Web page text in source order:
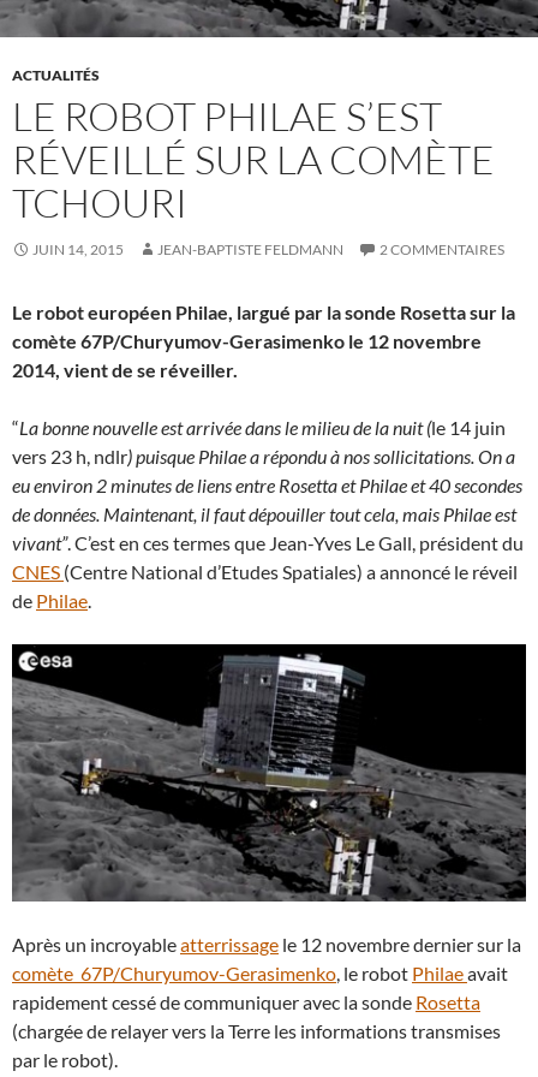
ACTUALITÉS
LE ROBOT PHILAE S’EST
RÉVEILLÉ SUR LA COMÈTE
TCHOURI
JUIN 14, 2015 JEAN-BAPTISTE FELDMANN 2 COMMENTAIRES
Le robot européen Philae, largué par la sonde Rosetta sur la
comète 67P/Churyumov-Gerasimenko le 12 novembre
2014, vient de se réveiller.
“La bonne nouvelle est arrivée dans le milieu de la nuit (le 14 juin
vers 23 h, ndlr) puisque Philae a répondu à nos sollicitations. On a
eu environ 2 minutes de liens entre Rosetta et Philae et 40 secondes
de données. Maintenant, il faut dépouiller tout cela, mais Philae est
vivant”. C’est en ces termes que Jean-Yves Le Gall, président du
CNES (Centre National d’Etudes Spatiales) a annoncé le réveil
de Philae.
Après un incroyableatterrissage le 12 novembre dernier sur la
comète 67P/Churyumov-Gerasimenko, le robot Philaeavait
rapidement cessé de communiquer avec la sonde Rosetta
(chargée de relayer vers la Terre les informations transmises
par le robot).